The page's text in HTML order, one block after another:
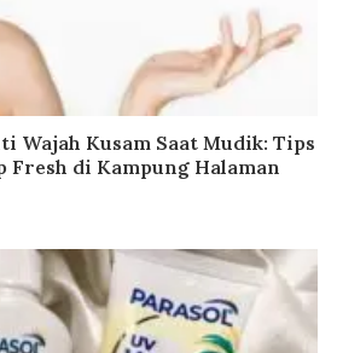
Wajah Kusam Saat Mudik: Tips
Fresh di Kampung Halaman